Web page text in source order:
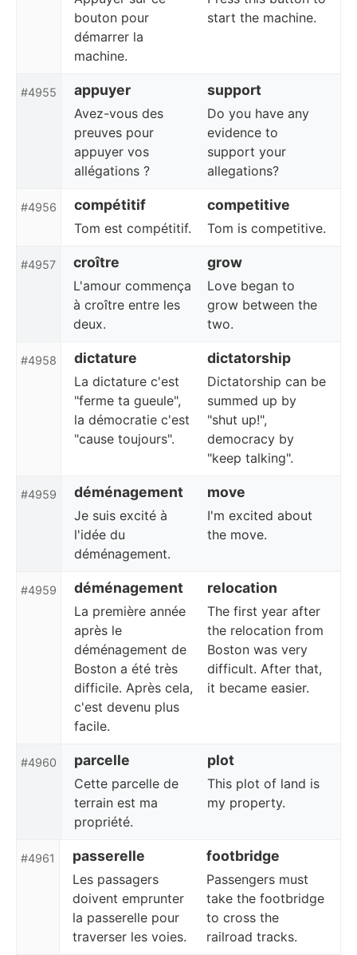
bouton pour
démarrer la
machine.
start the machine.
#4955 appuyer support
Avez-vous des
preuves pour
appuyer vos
allégations ?
Do you have any
evidence to
support your
allegations?
#4956 compétitif competitive
Tom est compétitif. Tom is competitive.
#4957 croître grow
L'amour commença
à croître entre les
deux.
Love began to
grow between the
two.
#4958 dictature dictatorship
La dictature c'est
"ferme ta gueule",
la démocratie c'est
"cause toujours".
Dictatorship can be
summed up by
"shut up!",
democracy by
"keep talking".
#4959 déménagement move
Je suis excité à
l'idée du
déménagement.
I'm excited about
the move.
#4959 déménagement relocation
La première année
après le
déménagement de
Boston a été très
difficile. Après cela,
c'est devenu plus
facile.
The first year after
the relocation from
Boston was very
difficult. After that,
it became easier.
#4960 parcelle plot
Cette parcelle de
terrain est ma
propriété.
This plot of land is
my property.
#4961 passerelle footbridge
Les passagers
doivent emprunter
la passerelle pour
traverser les voies.
Passengers must
take the footbridge
to cross the
railroad tracks.